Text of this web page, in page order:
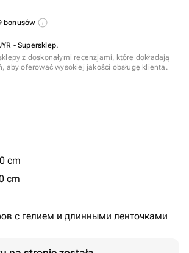
bonusów
- Supersklep.
z doskonałymi recenzjami, które dokładają
aby oferować wysokiej jakości obsługę klienta.
cm
cm
с гелием и длинными ленточками